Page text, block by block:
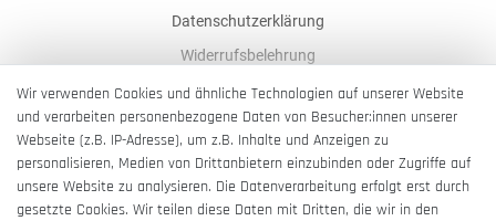
Datenschutzerklärung
Widerrufsbelehrung
AGB
Impressum
Barrierefreiheitserklärung
Wir verwenden Cookies und ähnliche Technologien auf unserer Website
und verarbeiten personenbezogene Daten von Besucher:innen unserer
Webseite (z.B. IP-Adresse), um z.B. Inhalte und Anzeigen zu
personalisieren, Medien von Drittanbietern einzubinden oder Zugriffe auf
unsere Website zu analysieren. Die Datenverarbeitung erfolgt erst durch
gesetzte Cookies. Wir teilen diese Daten mit Dritten, die wir in den